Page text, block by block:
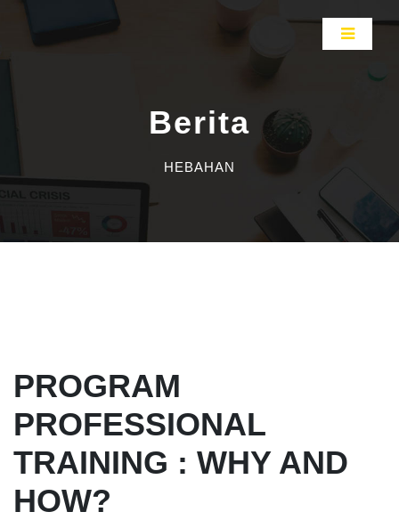
Berita
HEBAHAN
PROGRAM
PROFESSIONAL
TRAINING : WHY AND
HOW?